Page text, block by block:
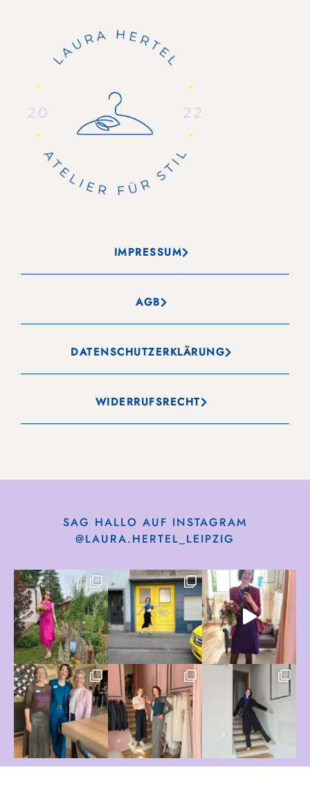
IMPRESSUM
AGB
DATENSCHUTZERKLÄRUNG
WIDERRUFSRECHT
SAG HALLO AUF INSTAGRAM
@LAURA.HERTEL_LEIPZIG